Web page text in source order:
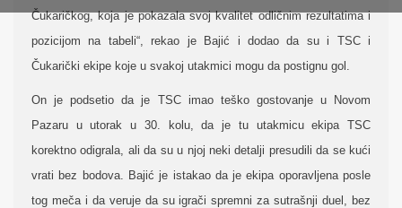
Čukaričkog, koja je pokazala svoj kvalitet odličnim rezultatima i
pozicijom na tabeli“, rekao je Bajić i dodao da su i TSC i
Čukarički ekipe koje u svakoj utakmici mogu da postignu gol.
On je podsetio da je TSC imao teško gostovanje u Novom
Pazaru u utorak u 30. kolu, da je tu utakmicu ekipa TSC
korektno odigrala, ali da su u njoj neki detalji presudili da se kući
vrati bez bodova. Bajić je istakao da je ekipa oporavljena posle
tog meča i da veruje da su igrači spremni za sutrašnji duel, bez